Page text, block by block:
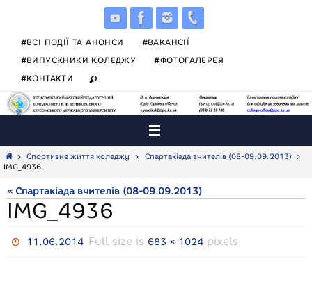
#ВСІ ПОДІЇ ТА АНОНСИ
#ВАКАНСІЇ
#ВИПУСКНИКИ КОЛЕДЖУ
#ФОТОГАЛЕРЕЯ
#КОНТАКТИ
HomeСпортивне життя коледжу
Спартакіада вчителів (08-09.09.2013)
IMG_4936
« Спартакіада вчителів (08-09.09.2013)
IMG_4936
11.06.2014 Full size is 683 × 1024 pixels